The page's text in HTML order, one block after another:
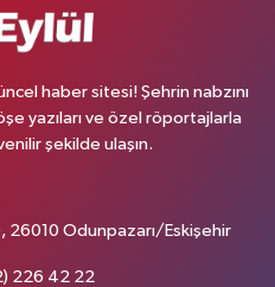
haber sitesi! Şehrin nabzını
yazıları ve özel röportajlarla
şekilde ulaşın.
26010 Odunpazarı/Eskişehir
226 42 22